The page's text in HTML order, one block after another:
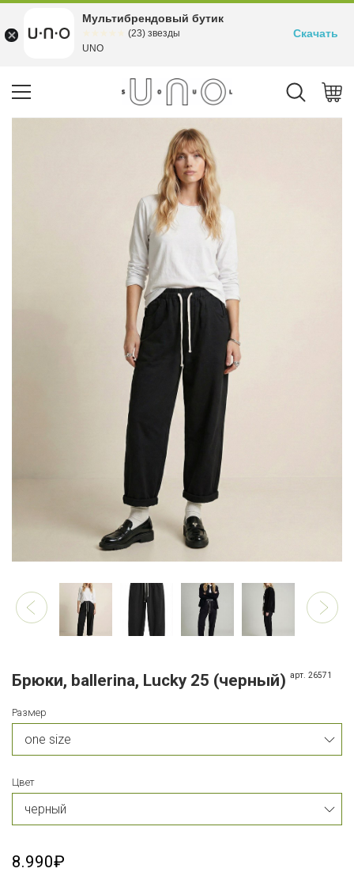
Брюки, ballerina, Lucky 25 (черный) арт. 26571
Размер
Цвет
8.990₽
Мультибрендовый бутик
(23) звезды
UNO
Скачать